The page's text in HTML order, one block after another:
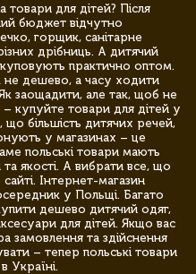
товари для дітей? Після
бюджет відчутно
горщик, санітарне
дрібниць. А дитячий
практично оптом.
не дешево, а часу ходити
заощадити, але так, щоб не
купуйте товари для дітей у
більшість дитячих речей,
у магазинах – це
польські товари мають
та якості. А вибрати все, що
Інтернет-магазин
у Польщі. Багато
дешево дитячий одяг,
для дітей. Якщо вас
замовлення та здійснення
– тепер польські товари
Україні.